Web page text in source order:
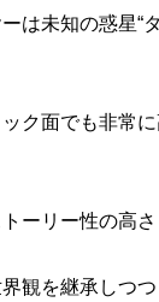
は未知の惑星“
ク面でも非常
ーリー性の高
観を継承しつ